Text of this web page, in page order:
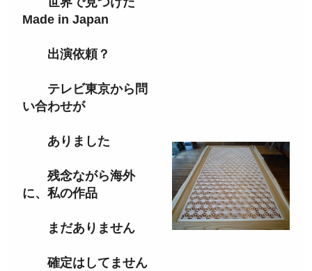
Made in Japan
出演依頼？
テレビ東京から問
い合わせが
ありました
残念ながら海外
に、私の作品
まだありません
確定はしてません